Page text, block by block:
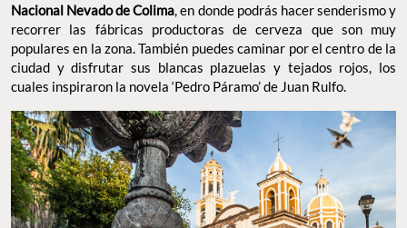
Nacional Nevado de Colima, en donde podrás hacer senderismo y
recorrer las fábricas productoras de cerveza que son muy
populares en la zona. También puedes caminar por el centro de la
ciudad y disfrutar sus blancas plazuelas y tejados rojos, los
cuales inspiraron la novela ‘Pedro Páramo’ de Juan Rulfo.